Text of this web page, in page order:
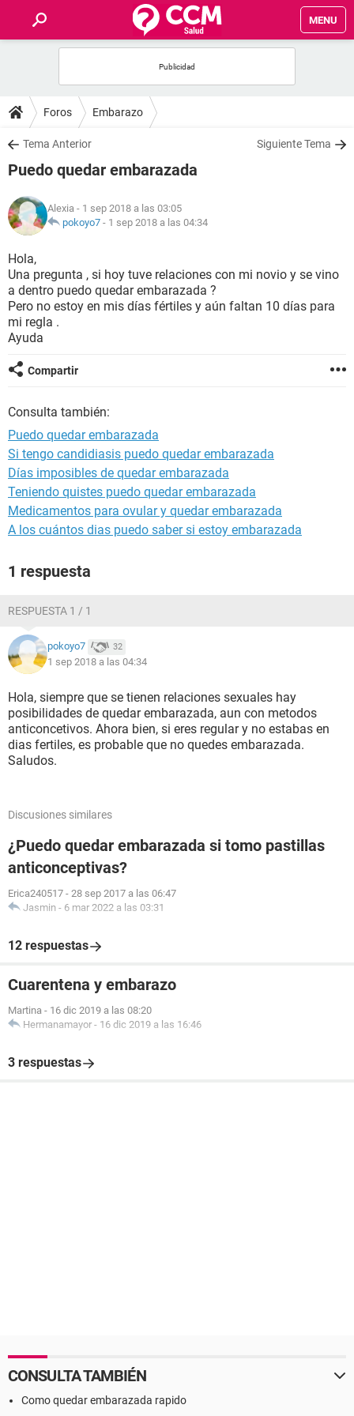
MENU
FOROS
SALUD
NUTRICIÓN
BIENESTAR
SEXUALIDAD
GLOSARIO
Foros Embarazo
Tema Anterior Siguiente Tema
Puedo quedar embarazada
Alexia - 1 sep 2018 a las 03:05
pokoyo7 - 1 sep 2018 a las 04:34
Hola,
Una pregunta , si hoy tuve relaciones con mi novio y se vino
a dentro puedo quedar embarazada ?
Pero no estoy en mis días fértiles y aún faltan 10 días para
mi regla .
Ayuda
Compartir
Consulta también:
Puedo quedar embarazada
Si tengo candidiasis puedo quedar embarazada
Días imposibles de quedar embarazada
Teniendo quistes puedo quedar embarazada
Medicamentos para ovular y quedar embarazada
A los cuántos dias puedo saber si estoy embarazada
1 respuesta
RESPUESTA 1 / 1
pokoyo7 32
1 sep 2018 a las 04:34
Hola, siempre que se tienen relaciones sexuales hay
posibilidades de quedar embarazada, aun con metodos
anticoncetivos. Ahora bien, si eres regular y no estabas en
dias fertiles, es probable que no quedes embarazada.
Saludos.
Discusiones similares
¿Puedo quedar embarazada si tomo pastillas
anticonceptivas?
Erica240517 - 28 sep 2017 a las 06:47
Jasmin - 6 mar 2022 a las 03:31
12 respuestas
Cuarentena y embarazo
Martina - 16 dic 2019 a las 08:20
Hermanamayor - 16 dic 2019 a las 16:46
3 respuestas
CONSULTA TAMBIÉN
Como quedar embarazada rapido